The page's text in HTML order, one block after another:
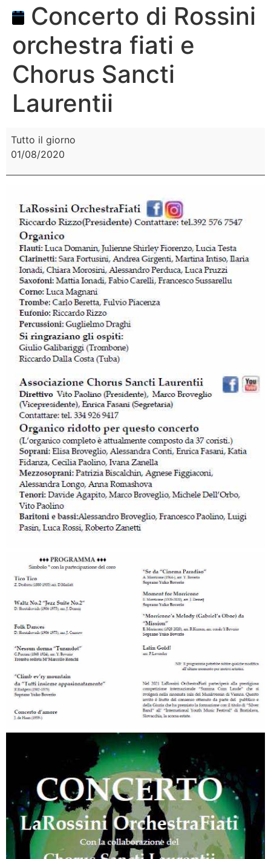
Concerto di Rossini
orchestra fiati e
Chorus Sancti
Laurentii
Tutto il giorno
01/08/2020